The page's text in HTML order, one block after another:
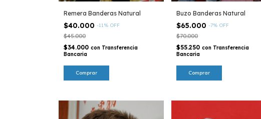
Remera Banderas Natural
$40.000 -11% OFF
$45.000
$34.000 con Transferencia
Bancaria
Comprar
Buzo Banderas Natural
$65.000 -7% OFF
$70.000
$55.250 con Transferencia
Bancaria
Comprar